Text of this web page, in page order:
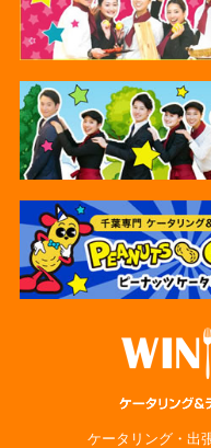
ケータリング・出